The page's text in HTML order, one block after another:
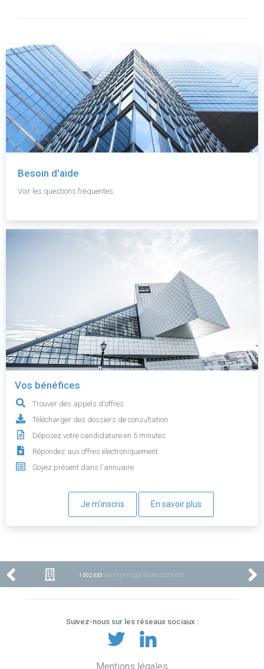
Besoin d'aide
Voir les questions fréquentes.
Vos bénéfices
Trouver des appels d'offres
Télécharger des dossiers de consultation
Déposez votre candidature en 5 minutes
Répondez aux offres électroniquement
Soyez présent dans l'annuaire
Je m'inscris En savoir plus
1 002 633 ENTREPRISES ENREGISTRÉES
Suivez-nous sur les réseaux sociaux :
Mentions légales